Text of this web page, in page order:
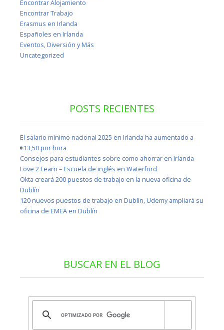
Encontrar Alojamiento
Encontrar Trabajo
Erasmus en Irlanda
Españoles en Irlanda
Eventos, Diversión y Más
Uncategorized
POSTS RECIENTES
El salario mínimo nacional 2025 en Irlanda ha aumentado a
€13,50 por hora
Consejos para estudiantes sobre como ahorrar en Irlanda
Love 2 Learn – Escuela de inglés en Waterford
Okta creará 200 puestos de trabajo en la nueva oficina de
Dublín
120 nuevos puestos de trabajo en Dublín, Udemy ampliará su
oficina de EMEA en Dublín
BUSCAR EN EL BLOG